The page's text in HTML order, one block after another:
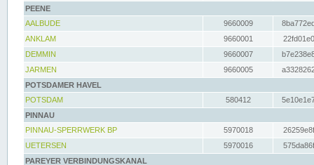
PEENE
AALBUDE
9660009
ANKLAM
9660001
DEMMIN
9660007
JARMEN
9660005
POTSDAMER HAVEL
POTSDAM
580412
PINNAU
PINNAU-SPERRWERK BP
5970018
UETERSEN
5970016
PAREYER VERBINDUNGSKANAL